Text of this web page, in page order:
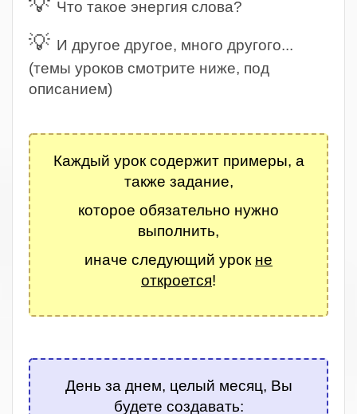
💡 Что такое энергия слова?
💡 И другое другое, много другого...
(темы уроков смотрите ниже, под
описанием)
Каждый урок содержит примеры, а
также задание,
которое обязательно нужно
выполнить,
иначе следующий урок не
откроется!
День за днем, целый месяц, Вы
будете создавать: